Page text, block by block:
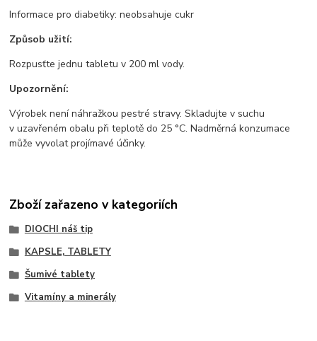
Informace pro diabetiky: neobsahuje cukr
Způsob užití:
Rozpusťte jednu tabletu v 200 ml vody.
Upozornění:
Výrobek není náhražkou pestré stravy. Skladujte v suchu
v uzavřeném obalu při teplotě do 25 °C. Nadměrná konzumace
může vyvolat projímavé účinky.
Zboží zařazeno v kategoriích
DIOCHI náš tip
KAPSLE, TABLETY
Šumivé tablety
Vitamíny a minerály